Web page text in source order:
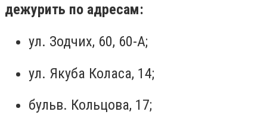
дежурить по адресам:
ул. Зодчих, 60, 60-А;
ул. Якуба Коласа, 14;
бульв. Кольцова, 17;